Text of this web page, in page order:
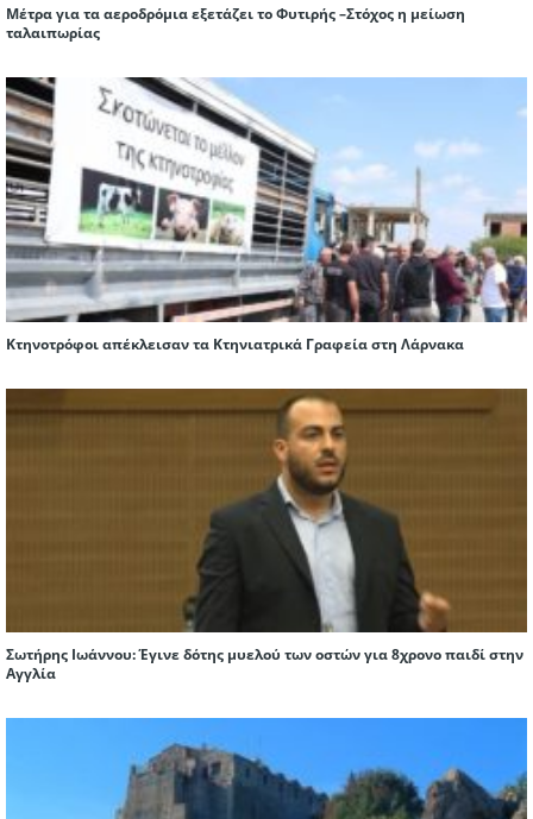
Μέτρα για τα αεροδρόμια εξετάζει το Φυτιρής –Στόχος η μείωση
ταλαιπωρίας
Κτηνοτρόφοι απέκλεισαν τα Κτηνιατρικά Γραφεία στη Λάρνακα
Σωτήρης Ιωάννου: Έγινε δότης μυελού των οστών για 8χρονο παιδί στην
Αγγλία